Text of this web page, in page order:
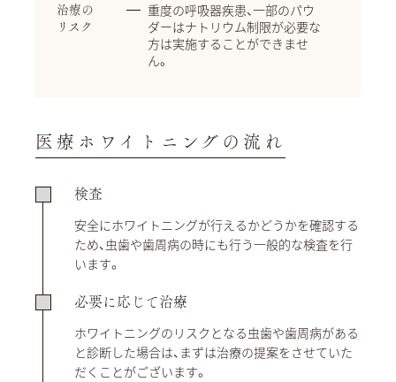
治療の
リスク
重度の呼吸器疾患、一部のパウ
ダーはナトリウム制限が必要な
方は実施することができませ
ん。
医療ホワイトニングの流れ
検査
安全にホワイトニングが行えるかどうかを確認する
ため、虫歯や歯周病の時にも行う一般的な検査を行
います。
必要に応じて治療
ホワイトニングのリスクとなる虫歯や歯周病がある
と診断した場合は、まずは治療の提案をさせていた
だくことがございます。